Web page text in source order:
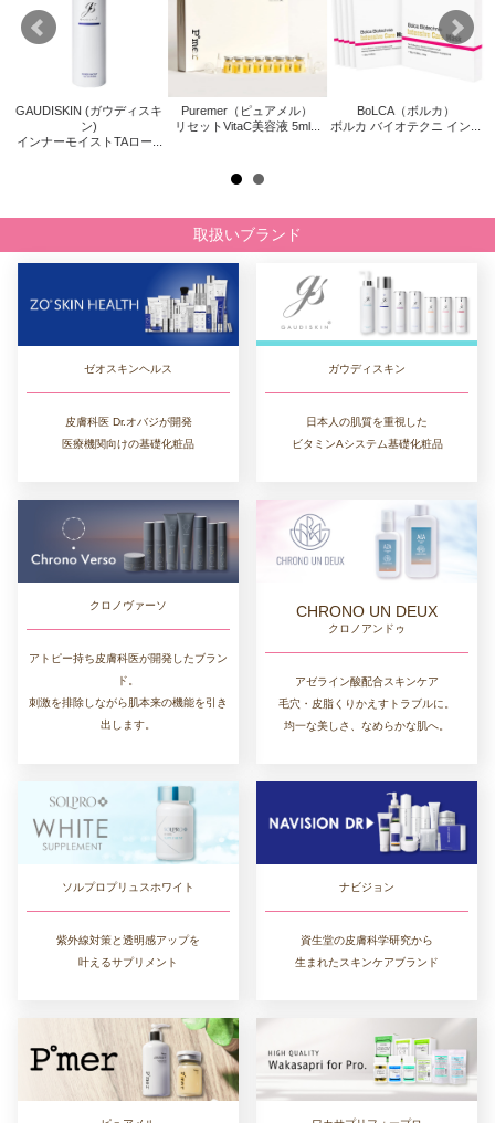
GAUDISKIN (ガウディスキ
ン)
インナーモイストTAロー...
Puremer（ピュアメル）
リセットVitaC美容液 5ml...
BoLCA（ボルカ）
ボルカ バイオテクニ イン...
取扱いブランド
ゼオスキンヘルス
皮膚科医 Dr.オバジが開発
医療機関向けの基礎化粧品
ガウディスキン
日本人の肌質を重視した
ビタミンAシステム基礎化粧品
クロノヴァーソ
アトピー持ち皮膚科医が開発したブラン
ド。
刺激を排除しながら肌本来の機能を引き
出します。
CHRONO UN DEUX
クロノアンドゥ
アゼライン酸配合スキンケア
毛穴・皮脂くりかえすトラブルに。
均一な美しさ、なめらかな肌へ。
ソルプロプリュスホワイト
紫外線対策と透明感アップを
叶えるサプリメント
ナビジョン
資生堂の皮膚科学研究から
生まれたスキンケアブランド